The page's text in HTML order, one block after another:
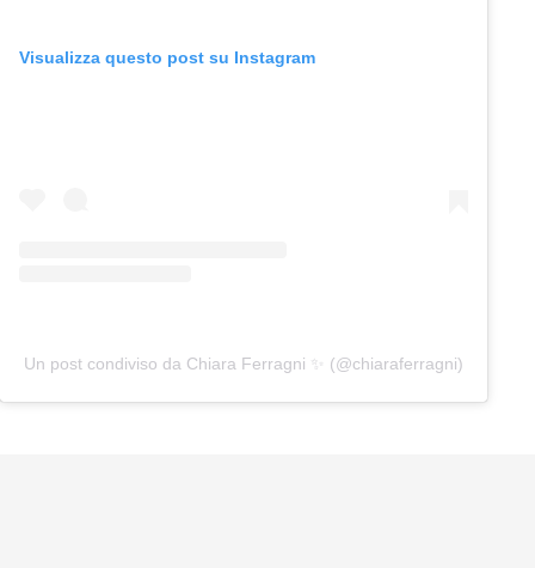
Visualizza questo post su Instagram
Un post condiviso da Chiara Ferragni ✨ (@chiaraferragni)